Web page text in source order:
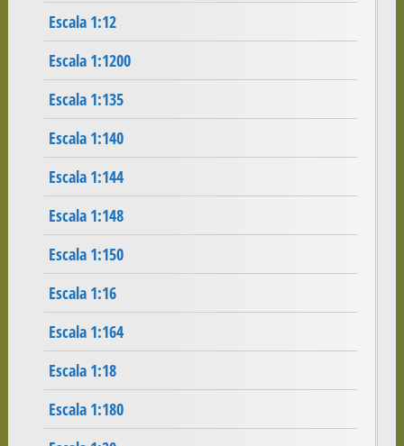
Escala 1:12
Escala 1:1200
Escala 1:135
Escala 1:140
Escala 1:144
Escala 1:148
Escala 1:150
Escala 1:16
Escala 1:164
Escala 1:18
Escala 1:180